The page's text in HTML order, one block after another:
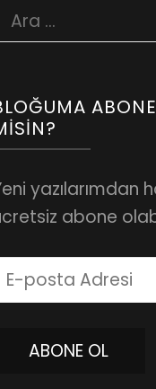
Arama:
yazılarımdan
abone
E-
ABONE OL